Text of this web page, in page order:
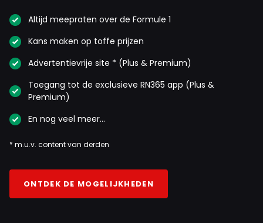
Altijd meepraten over de Formule 1
Kans maken op toffe prijzen
Advertentievrije site * (Plus & Premium)
Toegang tot de exclusieve RN365 app (Plus &
Premium)
En nog veel meer…
* m.u.v. content van derden
ONTDEK DE MOGELIJKHEDEN